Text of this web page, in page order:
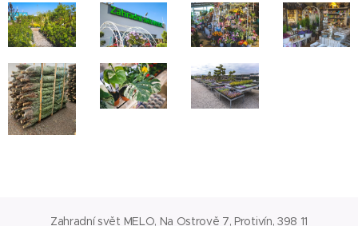
Zahradní svět MELO, Na Ostrově 7, Protivín, 398 11